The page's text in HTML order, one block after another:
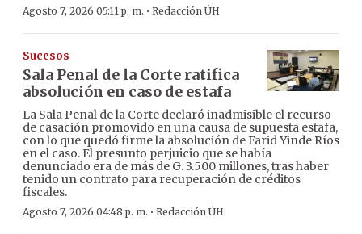
Agosto 7, 2026 05:11 p. m. · Redacción ÚH
Sucesos
Sala Penal de la Corte ratifica
absolución en caso de estafa
La Sala Penal de la Corte declaró inadmisible el recurso
de casación promovido en una causa de supuesta estafa,
con lo que quedó firme la absolución de Farid Yinde Ríos
en el caso. El presunto perjuicio que se había
denunciado era de más de G. 3.500 millones, tras haber
tenido un contrato para recuperación de créditos
fiscales.
Agosto 7, 2026 04:48 p. m. · Redacción ÚH